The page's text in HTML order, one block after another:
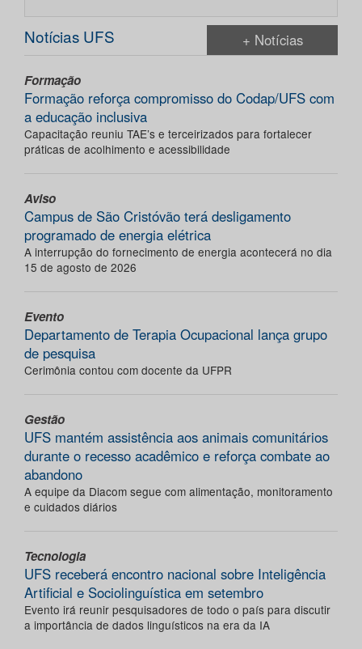
Notícias UFS + Notícias
Formação
Formação reforça compromisso do Codap/UFS com
a educação inclusiva
Capacitação reuniu TAE’s e terceirizados para fortalecer
práticas de acolhimento e acessibilidade
Aviso
Campus de São Cristóvão terá desligamento
programado de energia elétrica
A interrupção do fornecimento de energia acontecerá no dia
15 de agosto de 2026
Evento
Departamento de Terapia Ocupacional lança grupo
de pesquisa
Cerimônia contou com docente da UFPR
Gestão
UFS mantém assistência aos animais comunitários
durante o recesso acadêmico e reforça combate ao
abandono
A equipe da Diacom segue com alimentação, monitoramento
e cuidados diários
Tecnologia
UFS receberá encontro nacional sobre Inteligência
Artificial e Sociolinguística em setembro
Evento irá reunir pesquisadores de todo o país para discutir
a importância de dados linguísticos na era da IA